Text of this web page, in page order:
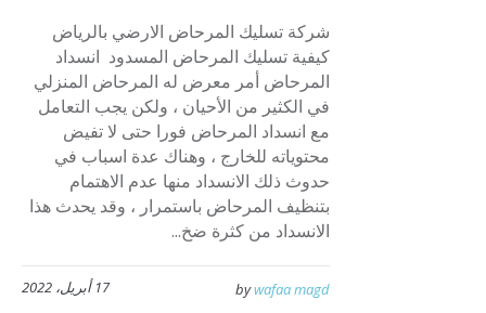
شركة تسليك المرحاض الارضي بالرياض
كيفية تسليك المرحاض المسدود انسداد
المرحاض أمر معرض له المرحاض المنزلي
في الكثير من الأحيان ، ولكن يجب التعامل
مع انسداد المرحاض فورا حتى لا تفيض
محتوياته للخارج ، وهناك عدة اسباب في
حدوث ذلك الانسداد منها عدم الاهتمام
بتنظيف المرحاض باستمرار ، وقد يحدث هذا
الانسداد من كثرة ضخ...
17 أبريل، 2022 bywafaa magd